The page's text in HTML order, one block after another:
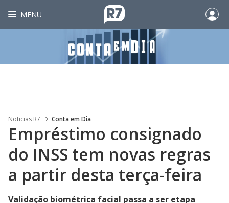
MENU
Noticias R7 Conta em Dia
Empréstimo consignado
do INSS tem novas regras
a partir desta terça-feira
Validação biométrica facial passa a ser etapa